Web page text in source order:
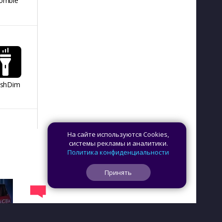
На сайте используются Cookies,
системы рекламы и аналитики.
Политика конфиденциальности
Принять